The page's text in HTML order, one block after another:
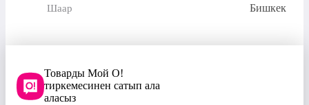
Шаар Бишкек
Товарды Мой О!
тиркемесинен сатып ала
аласыз